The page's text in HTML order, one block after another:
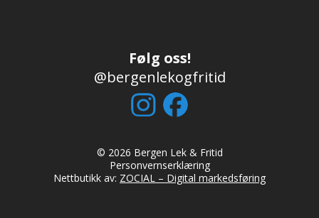
Følg oss!
@bergenlekogfritid
© 2026 Bergen Lek & Fritid
Personvernserklæring
Nettbutikk av: ZOCIAL – Digital markedsføring